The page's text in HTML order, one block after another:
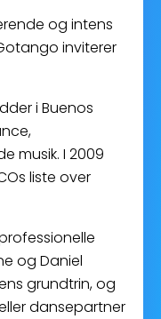
og intens
inviterer
i Buenos
musik. I 2009
liste over
og Daniel
grundtrin, og
dansepartner